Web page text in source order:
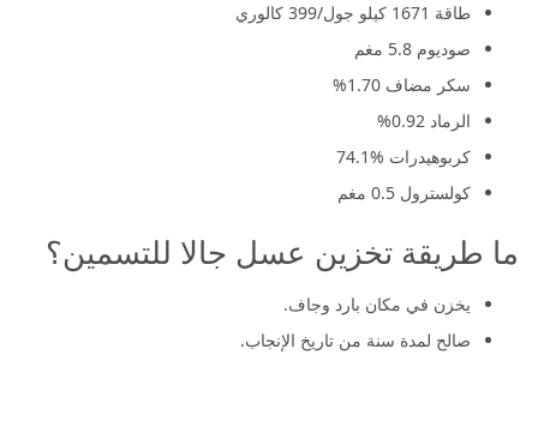
طاقة 1671 كيلو جول/399 كالوري
صوديوم 5.8 مغم
سكر مضاف 1.70%
الرماد 0.92%
كربوهيدرات %74.1
كولسترول 0.5 مغم
ما طريقة تخزين عسل جالا للتسمين؟
يخزن في مكان بارد وجاف.
صالح لمدة سنة من تاريخ الإنجاب.